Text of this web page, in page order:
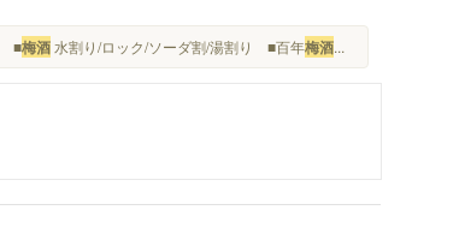
■梅酒水割り/ロック/ソーダ割/湯割り ■百年梅酒...